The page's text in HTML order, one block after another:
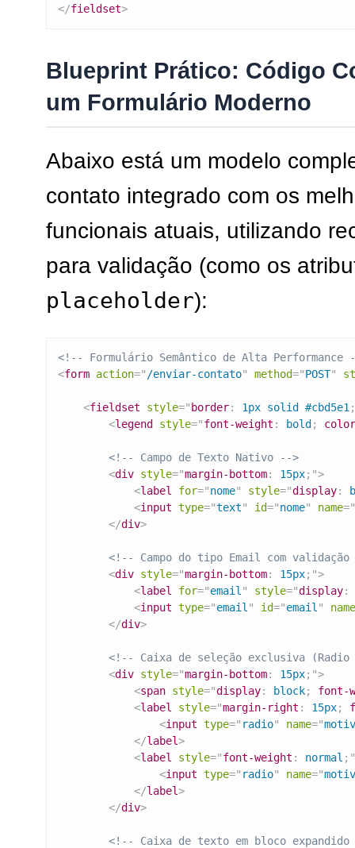
</fieldset>
Blueprint Prático: Código
um Formulário Moderno
Abaixo está um modelo
contato integrado com os
funcionais atuais, utilizando
para validação (como os
placeholder):
<!-- Formulário Semântico de Alta Performance
<form action=" /enviar-contato" method="POST"
<fieldset style=" border: 1px solid #cbd5e1 ;
<legend style="font-weight : bold ; color
<!-- Campo de Texto Nativo -->
<div style="margin-bottom: 15px; ">
<label for="nome" style="display:
<input type="text" id="nome" name="
</div>
<!-- Campo do tipo Email com
<div style="margin-bottom: 15px; ">
<label for="email " style="display:
<input type="email " id="email "
name
</div>
<!-- Caixa de seleção exclusiva
<div style="margin-bottom: 15px; ">
<span style="display: block;
font-
<label style="margin-right : 15px;
<input type=" radio" name="
</label>
<label style="font-weight : normal ; "
<input type=" radio" name="
</label>
</div>
<!-- Caixa de texto em bloco